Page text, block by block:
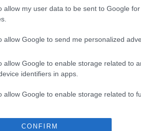
allow my user data to be sent to Google
allow Google to send me personalized
allow Google to enable storage related to
identifiers in apps.
allow Google to enable storage related to
allow Google to enable storage related to
CONFIRM